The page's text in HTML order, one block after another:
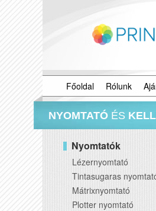
Főoldal Rólunk
NYOMTATÓ ÉS
Nyomtatók
Lézernyomtató
Tintasugaras
Mátrixnyomtató
Plotter nyomtató